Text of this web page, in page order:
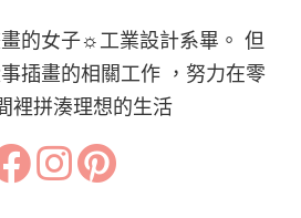
的女子☼工業設計系畢。 但
插畫的相關工作 ，努力在零
裡拼湊理想的生活